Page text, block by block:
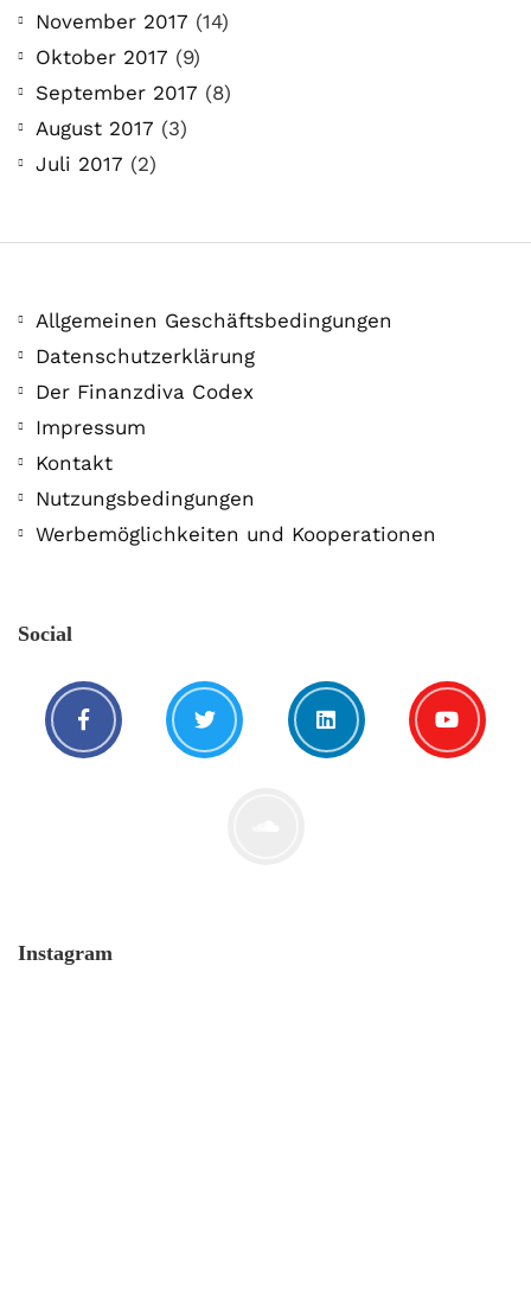
November 2017 (14)
Oktober 2017 (9)
September 2017 (8)
August 2017 (3)
Juli 2017 (2)
Allgemeinen Geschäftsbedingungen
Datenschutzerklärung
Der Finanzdiva Codex
Impressum
Kontakt
Nutzungsbedingungen
Werbemöglichkeiten und Kooperationen
Social
Instagram
21. Juli. 2021
Der Leserbrief der Woche Viele Leser
stellen ganz persönliche Fragen. Vielleicht
hast du auch spezielle Fragen im Kopf?
Aber du hast dich bis jetzt nicht getraut sie